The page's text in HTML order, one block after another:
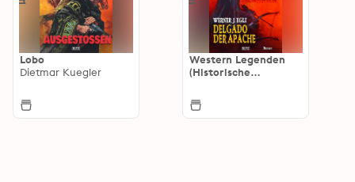
Lobo
Dietmar Kuegler
Western Legenden
(Historische